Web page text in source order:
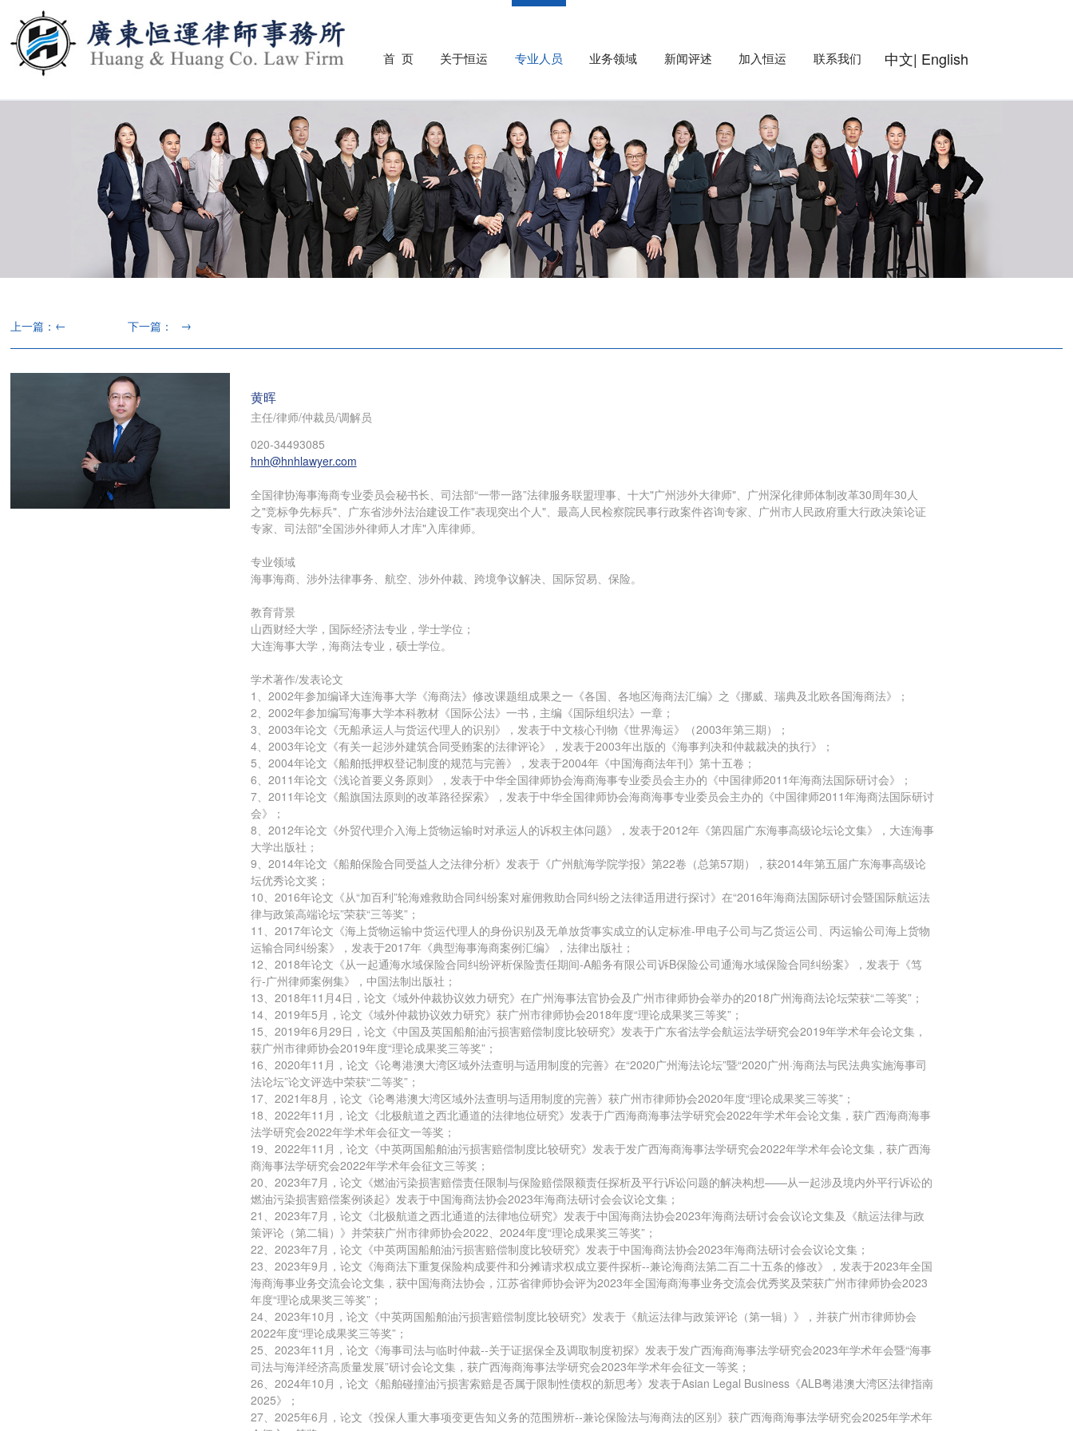
首 页 关于恒运 专业人员 业务领域 新闻评述 加入恒运 联系我们 中文| English
上一篇： ← 下一篇： →
黄晖
主任/律师/仲裁员/调解员
020-34493085
hnh@hnhlawyer.com
全国律协海事海商专业委员会秘书长、司法部“一带一路”法律服务联盟理事、十大"广州涉外大律师"、广州深化律师体制改革30周年30人
之"竞标争先标兵"、广东省涉外法治建设工作"表现突出个人"、最高人民检察院民事行政案件咨询专家、广州市人民政府重大行政决策论证
专家、司法部"全国涉外律师人才库"入库律师。
专业领域
海事海商、涉外法律事务、航空、涉外仲裁、跨境争议解决、国际贸易、保险。
教育背景
山西财经大学，国际经济法专业，学士学位；
大连海事大学，海商法专业，硕士学位。
学术著作/发表论文
1、2002年参加编译大连海事大学《海商法》修改课题组成果之一《各国、各地区海商法汇编》之《挪威、瑞典及北欧各国海商法》；
2、2002年参加编写海事大学本科教材《国际公法》一书，主编《国际组织法》一章；
3、2003年论文《无船承运人与货运代理人的识别》，发表于中文核心刊物《世界海运》（2003年第三期）；
4、2003年论文《有关一起涉外建筑合同受贿案的法律评论》，发表于2003年出版的《海事判决和仲裁裁决的执行》；
5、2004年论文《船舶抵押权登记制度的规范与完善》，发表于2004年《中国海商法年刊》第十五卷；
6、2011年论文《浅论首要义务原则》，发表于中华全国律师协会海商海事专业委员会主办的《中国律师2011年海商法国际研讨会》；
7、2011年论文《船旗国法原则的改革路径探索》，发表于中华全国律师协会海商海事专业委员会主办的《中国律师2011年海商法国际研讨
会》；
8、2012年论文《外贸代理介入海上货物运输时对承运人的诉权主体问题》，发表于2012年《第四届广东海事高级论坛论文集》，大连海事
大学出版社；
9、2014年论文《船舶保险合同受益人之法律分析》发表于《广州航海学院学报》第22卷（总第57期），获2014年第五届广东海事高级论
坛优秀论文奖；
10、2016年论文《从“加百利”轮海难救助合同纠纷案对雇佣救助合同纠纷之法律适用进行探讨》在“2016年海商法国际研讨会暨国际航运法
律与政策高端论坛”荣获“三等奖”；
11、2017年论文《海上货物运输中货运代理人的身份识别及无单放货事实成立的认定标准-甲电子公司与乙货运公司、丙运输公司海上货物
运输合同纠纷案》，发表于2017年《典型海事海商案例汇编》，法律出版社；
12、2018年论文《从一起通海水域保险合同纠纷评析保险责任期间-A船务有限公司诉B保险公司通海水域保险合同纠纷案》，发表于《笃
行-广州律师案例集》，中国法制出版社；
13、2018年11月4日，论文《域外仲裁协议效力研究》在广州海事法官协会及广州市律师协会举办的2018广州海商法论坛荣获“二等奖”；
14、2019年5月，论文《域外仲裁协议效力研究》获广州市律师协会2018年度“理论成果奖三等奖”；
15、2019年6月29日，论文《中国及英国船舶油污损害赔偿制度比较研究》发表于广东省法学会航运法学研究会2019年学术年会论文集，
获广州市律师协会2019年度“理论成果奖三等奖”；
16、2020年11月，论文《论粤港澳大湾区域外法查明与适用制度的完善》在“2020广州海法论坛”暨“2020广州·海商法与民法典实施海事司
法论坛”论文评选中荣获“二等奖”；
17、2021年8月，论文《论粤港澳大湾区域外法查明与适用制度的完善》获广州市律师协会2020年度“理论成果奖三等奖”；
18、2022年11月，论文《北极航道之西北通道的法律地位研究》发表于广西海商海事法学研究会2022年学术年会论文集，获广西海商海事
法学研究会2022年学术年会征文一等奖；
19、2022年11月，论文《中英两国船舶油污损害赔偿制度比较研究》发表于发广西海商海事法学研究会2022年学术年会论文集，获广西海
商海事法学研究会2022年学术年会征文三等奖；
20、2023年7月，论文《燃油污染损害赔偿责任限制与保险赔偿限额责任探析及平行诉讼问题的解决构想——从一起涉及境内外平行诉讼的
燃油污染损害赔偿案例谈起》发表于中国海商法协会2023年海商法研讨会会议论文集；
21、2023年7月，论文《北极航道之西北通道的法律地位研究》发表于中国海商法协会2023年海商法研讨会会议论文集及《航运法律与政
策评论（第二辑）》并荣获广州市律师协会2022、2024年度“理论成果奖三等奖”；
22、2023年7月，论文《中英两国船舶油污损害赔偿制度比较研究》发表于中国海商法协会2023年海商法研讨会会议论文集；
23、2023年9月，论文《海商法下重复保险构成要件和分摊请求权成立要件探析--兼论海商法第二百二十五条的修改》，发表于2023年全国
海商海事业务交流会论文集，获中国海商法协会，江苏省律师协会评为2023年全国海商海事业务交流会优秀奖及荣获广州市律师协会2023
年度“理论成果奖三等奖”；
24、2023年10月，论文《中英两国船舶油污损害赔偿制度比较研究》发表于《航运法律与政策评论（第一辑）》，并获广州市律师协会
2022年度“理论成果奖三等奖”；
25、2023年11月，论文《海事司法与临时仲裁--关于证据保全及调取制度初探》发表于发广西海商海事法学研究会2023年学术年会暨“海事
司法与海洋经济高质量发展”研讨会论文集，获广西海商海事法学研究会2023年学术年会征文一等奖；
26、2024年10月，论文《船舶碰撞油污损害索赔是否属于限制性债权的新思考》发表于Asian Legal Business《ALB粤港澳大湾区法律指南
2025》；
27、2025年6月，论文《投保人重大事项变更告知义务的范围辨析--兼论保险法与海商法的区别》获广西海商海事法学研究会2025年学术年